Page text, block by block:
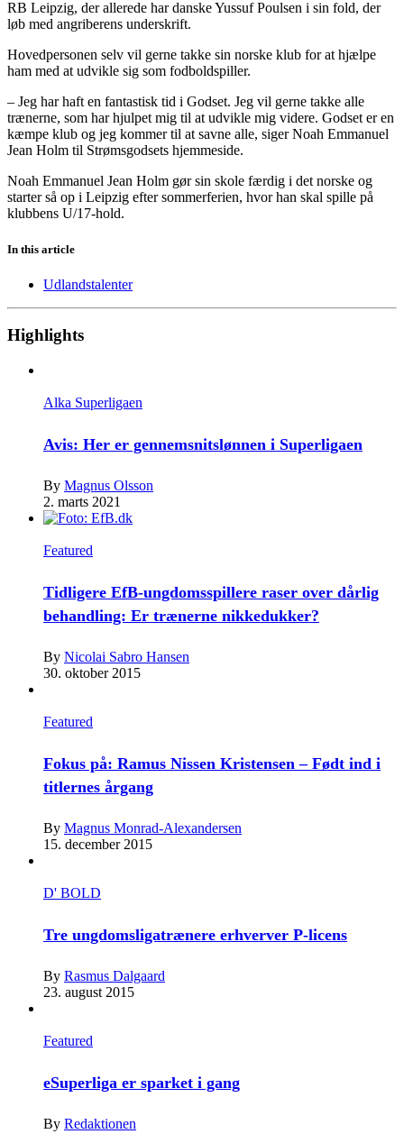
RB Leipzig, der allerede har danske Yussuf Poulsen i sin fold, der
løb med angriberens underskrift.
Hovedpersonen selv vil gerne takke sin norske klub for at hjælpe
ham med at udvikle sig som fodboldspiller.
– Jeg har haft en fantastisk tid i Godset. Jeg vil gerne takke alle
trænerne, som har hjulpet mig til at udvikle mig videre. Godset er en
kæmpe klub og jeg kommer til at savne alle, siger Noah Emmanuel
Jean Holm til Strømsgodsets hjemmeside.
Noah Emmanuel Jean Holm gør sin skole færdig i det norske og
starter så op i Leipzig efter sommerferien, hvor han skal spille på
klubbens U/17-hold.
In this article
Udlandstalenter
Highlights
Alka Superligaen
Avis: Her er gennemsnitslønnen i Superligaen
By Magnus Olsson
2. marts 2021
Featured
Tidligere EfB-ungdomsspillere raser over dårlig
behandling: Er trænerne nikkedukker?
By Nicolai Sabro Hansen
30. oktober 2015
Featured
Fokus på: Ramus Nissen Kristensen – Født ind i
titlernes årgang
By Magnus Monrad-Alexandersen
15. december 2015
D' BOLD
Tre ungdomsligatrænere erhverver P-licens
By Rasmus Dalgaard
23. august 2015
Featured
eSuperliga er sparket i gang
By Redaktionen